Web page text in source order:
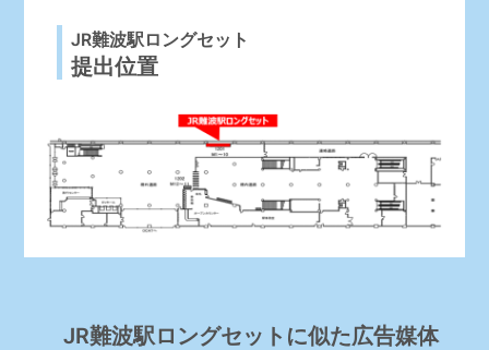
JR難波駅ロングセット
提出位置
JR難波駅ロングセットに似た広告媒体